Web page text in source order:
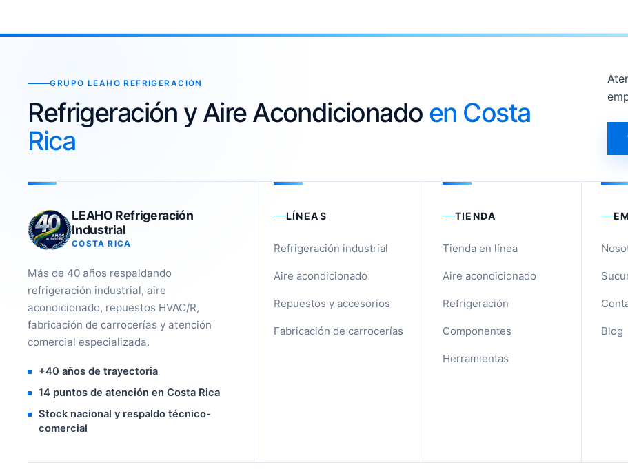
GRUPO LEAHO REFRIGERACIÓN
Refrigeración y Aire Acondicionado en Costa
Rica
LEAHO Refrigeración
Industrial
COSTA RICA
Más de 40 años respaldando
refrigeración industrial, aire
acondicionado, repuestos HVAC/R,
fabricación de carrocerías y atención
comercial especializada.
+40 años de trayectoria
14 puntos de atención en Costa Rica
Stock nacional y respaldo técnico-
comercial
LÍNEAS
Refrigeración industrial
Aire acondicionado
Repuestos y accesorios
Fabricación de carrocerías
TIENDA
Tienda en línea
Aire acondicionado
Refrigeración
Componentes
Herramientas
Blog